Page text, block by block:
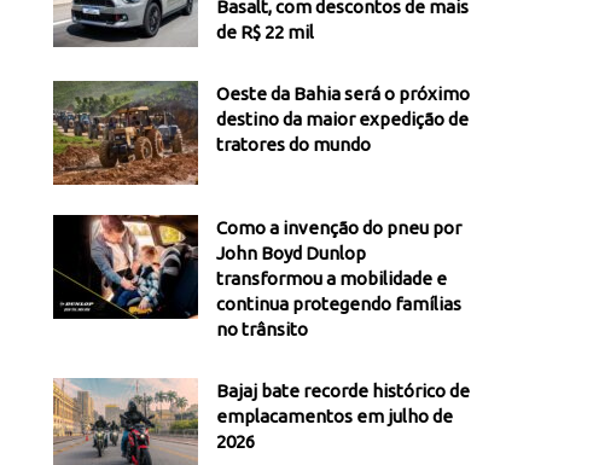
Basalt, com descontos de mais
de R$ 22 mil
Oeste da Bahia será o próximo
destino da maior expedição de
tratores do mundo
Como a invenção do pneu por
John Boyd Dunlop
transformou a mobilidade e
continua protegendo famílias
no trânsito
Bajaj bate recorde histórico de
emplacamentos em julho de
2026